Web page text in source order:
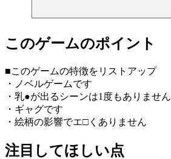
このゲームのポイント
■このゲームの特徴をリストアップ
・ノベルゲームです
・乳●が出るシーンは1度もありません
・ギャグです
・絵柄の影響でエ□くありません
注目してほしい点